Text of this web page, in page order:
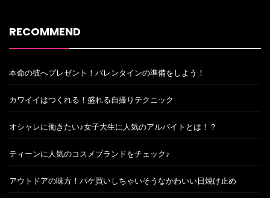
RECOMMEND
本命の彼へプレゼント！バレンタインの準備をしよう！
カワイイはつくれる！盛れる自撮りテクニック
オシャレに働きたい♪女子大生に人気のアルバイトとは！？
ティーンに人気のコスメブランドをチェック♪
アウトドアの味方！パケ買いしちゃいそうなかわいい日焼け止め